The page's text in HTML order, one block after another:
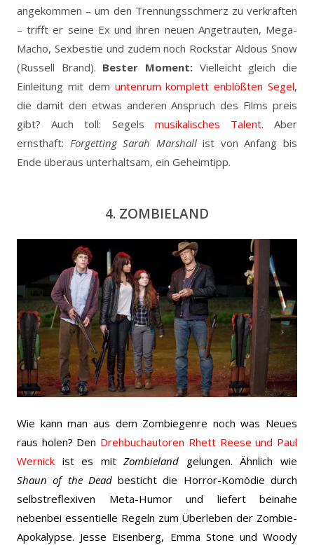
angekommen – um den Trennungsschmerz zu verkraften
– trifft er seine Ex und ihren neuen Angetrauten, Mega-
Macho, Sexbestie und zudem noch Rockstar Aldous Snow
(Russell Brand). Bester Moment: Vielleicht gleich die
Einleitung mit dem untenrum komplett enblößten Segel,
die damit den etwas anderen Anspruch des Films preis
gibt? Auch toll: Segels musikalisches Talent. Aber
ernsthaft: Forgetting Sarah Marshallist von Anfang bis
Ende überaus unterhaltsam, ein Geheimtipp.
4. ZOMBIELAND
Wie kann man aus dem Zombiegenre noch was Neues
raus holen? Den Drehbuchautoren Rhett Reese und Paul
Wernick ist es mitZombieland gelungen. Ähnlich wie
Shaun of the Deadbesticht die Horror-Komödie durch
selbstreflexiven Meta-Humor und liefert beinahe
nebenbei essentielle Regeln zum Überleben der Zombie-
Apokalypse. Jesse Eisenberg, Emma Stone und Woody